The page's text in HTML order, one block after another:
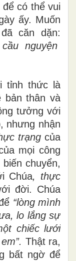
có thể vui
ấy. Muốn
căn dặn:
nguyện
tỉnh thức là
bản thân và
tưởng với
nhưng nhận
trạng của
mọi công
chuyển,
Chúa, thực
đời. Chúa
“lòng mình
lo lắng sự
chiếc lưới
Thật ra,
bất ngờ để